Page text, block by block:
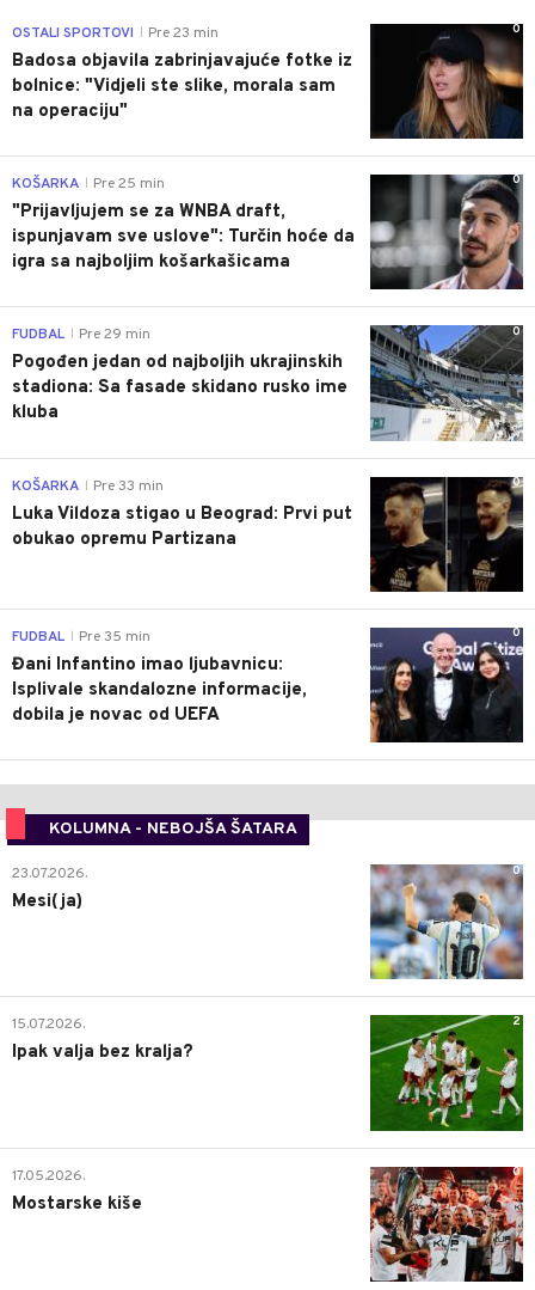
0
OSTALI SPORTOVI Pre 23 min
Badosa objavila zabrinjavajuće fotke iz
bolnice: "Vidjeli ste slike, morala sam
na operaciju"
0
KOŠARKA Pre 25 min
"Prijavljujem se za WNBA draft,
ispunjavam sve uslove": Turčin hoće da
igra sa najboljim košarkašicama
0
FUDBAL Pre 29 min
Pogođen jedan od najboljih ukrajinskih
stadiona: Sa fasade skidano rusko ime
kluba
0
KOŠARKA Pre 33 min
Luka Vildoza stigao u Beograd: Prvi put
obukao opremu Partizana
0
FUDBAL Pre 35 min
Đani Infantino imao ljubavnicu:
Isplivale skandalozne informacije,
dobila je novac od UEFA
KOLUMNA - NEBOJŠA ŠATARA
0
23.07.2026.
Mesi(ja)
2
15.07.2026.
Ipak valja bez kralja?
0
17.05.2026.
Mostarske kiše